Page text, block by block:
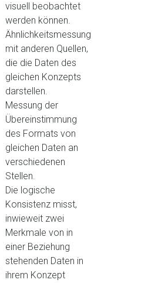
visuell beobachtet
werden können.
Ähnlichkeitsmessung
mit anderen Quellen,
die die Daten des
gleichen Konzepts
darstellen.
Messung der
Übereinstimmung
des Formats von
gleichen Daten an
verschiedenen
Stellen.
Die logische
Konsistenz misst,
inwieweit zwei
Merkmale von in
einer Beziehung
stehenden Daten in
ihrem Konzept